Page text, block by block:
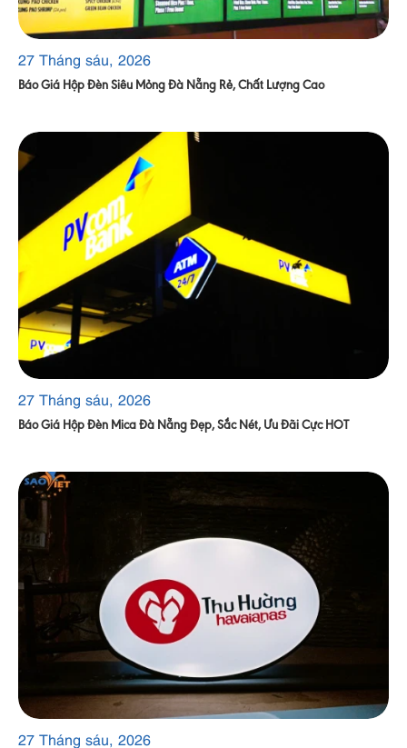
27 Tháng sáu, 2026
Báo Giá Hộp Đèn Siêu Mỏng Đà Nẵng Rẻ, Chất Lượng Cao
27 Tháng sáu, 2026
Báo Giá Hộp Đèn Mica Đà Nẵng Đẹp, Sắc Nét, Ưu Đãi Cực HOT
27 Tháng sáu, 2026